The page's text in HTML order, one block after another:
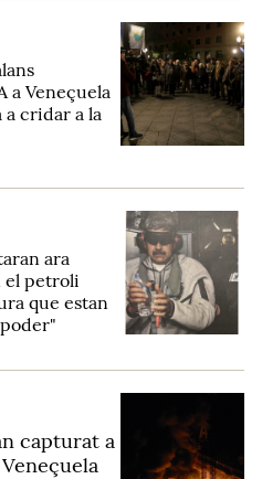
a Veneçuela
cridar a la
ara
el petroli
que estan
capturat a